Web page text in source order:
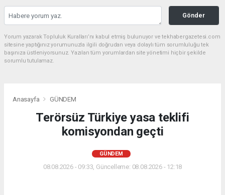
Gönder
Yorum yazarak Topluluk Kuralları’nı kabul etmiş bulunuyor ve tekhabergazetesi.com
sitesine yaptığınız yorumunuzla ilgili doğrudan veya dolaylı tüm sorumluluğu tek
başınıza üstleniyorsunuz. Yazılan tüm yorumlardan site yönetimi hiçbir şekilde
sorumlu tutulamaz.
Anasayfa GÜNDEM
Terörsüz Türkiye yasa teklifi
komisyondan geçti
GÜNDEM
08.08.2026 - 09:33, Güncelleme: 08.08.2026 - 12:18